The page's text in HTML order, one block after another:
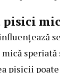
pisicii